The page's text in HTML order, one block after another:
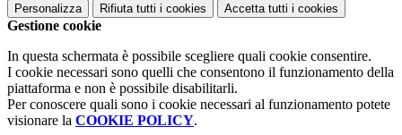
Personalizza Rifiuta tutti i cookies Accetta tutti i cookies
Gestione cookie
In questa schermata è possibile scegliere quali cookie consentire.
I cookie necessari sono quelli che consentono il funzionamento della
piattaforma e non è possibile disabilitarli.
Per conoscere quali sono i cookie necessari al funzionamento potete
visionare la COOKIE POLICY.